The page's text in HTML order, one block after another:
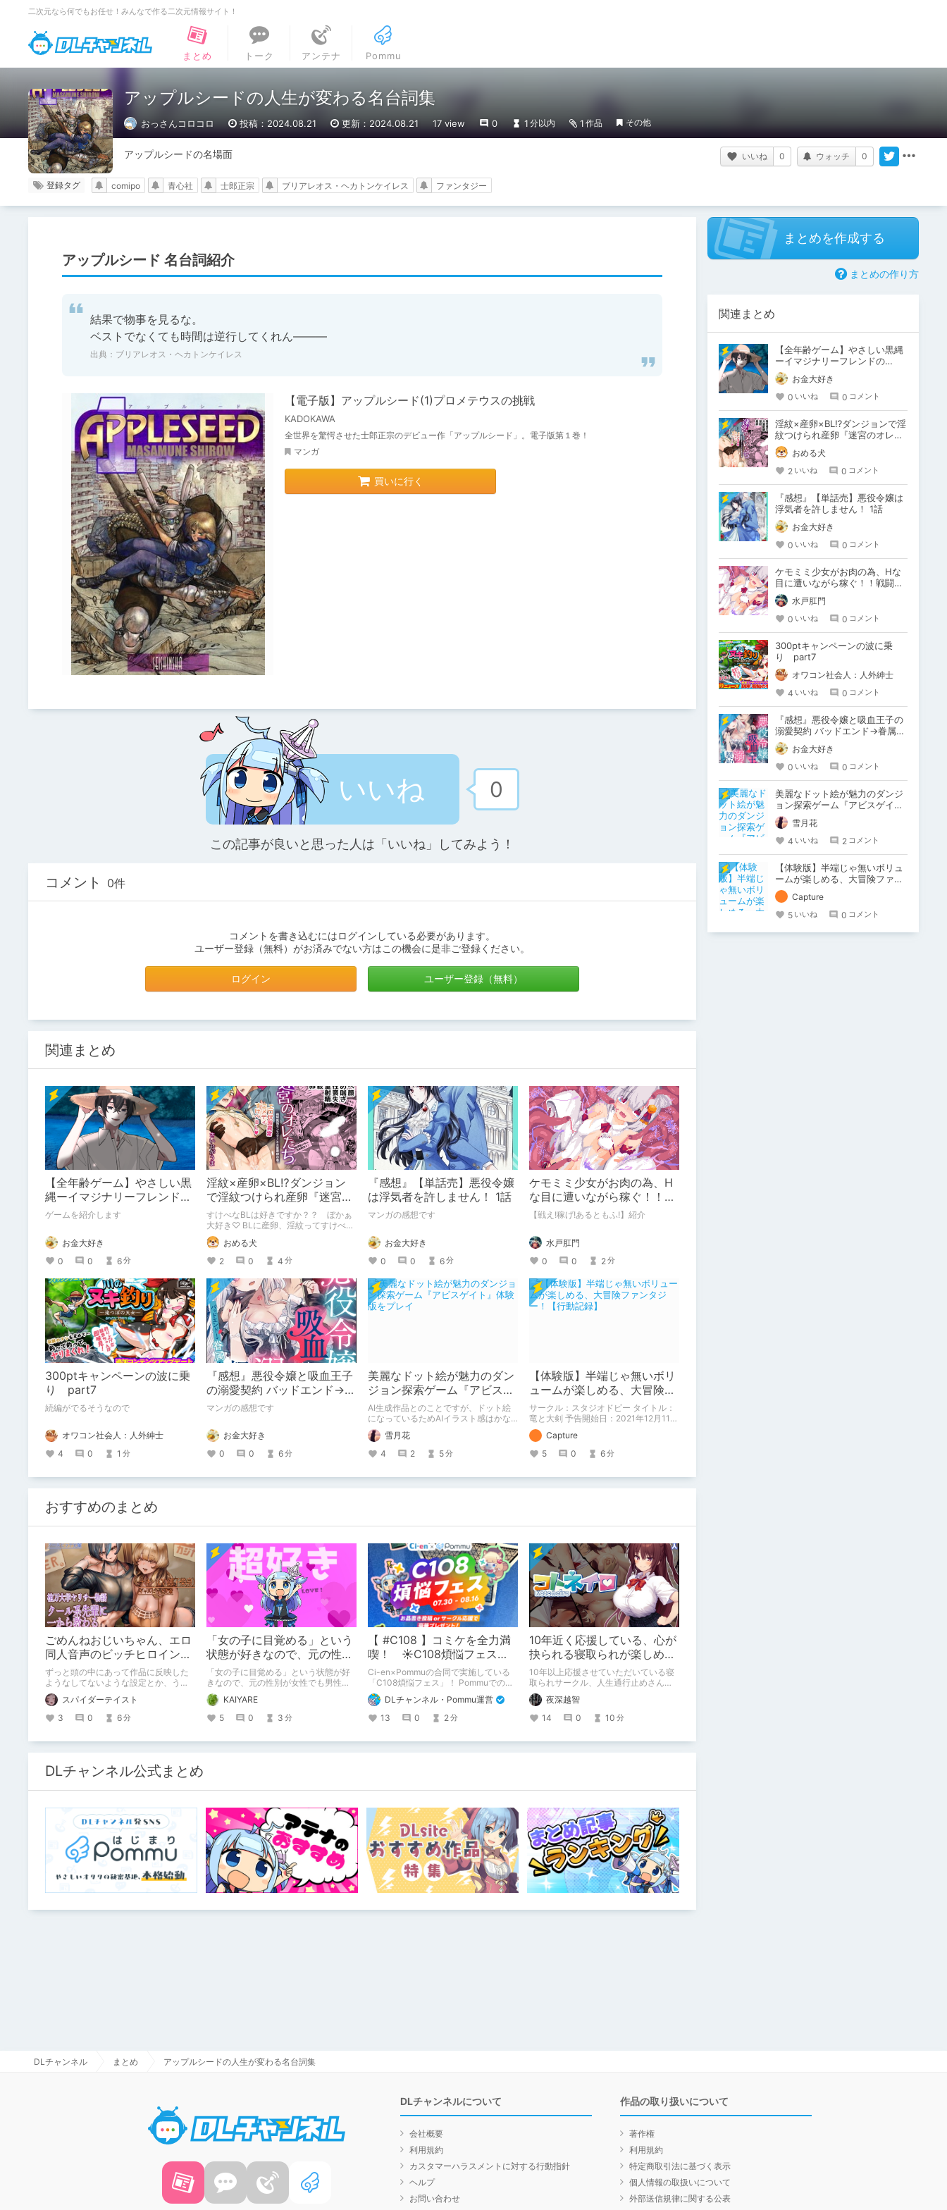
二次元なら何でもお任せ！みんなで作る二次元情報サイト！
DLチャンネル
まとめ
トーク アンテナ Pommu
アップルシードの人生が変わる名台詞集
おっさんコロコロ 投稿：2024.08.21 更新：2024.08.21 17 view 0 1 分以内 1 作品 その他
アップルシードの名場面 いいね 0 ウォッチ 0
登録タグ comipo 青心社 士郎正宗 ブリアレオス・ヘカトンケイレス ファンタジー
アップルシード 名台詞紹介
結果で物事を見るな。
ベストでなくても時間は逆行してくれん———
出典： ブリアレオス・ヘカトンケイレス
【電子版】アップルシード(1)プロメテウスの挑戦
KADOKAWA
全世界を驚愕させた士郎正宗のデビュー作「アップルシード」。電子版第１巻！
マンガ
買いに行く
いいね 0
この記事が良いと思った人は「いいね」してみよう！
コメント 0件
コメントを書き込むにはログインしている必要があります。
ユーザー登録（無料）がお済みでない方はこの機会に是非ご登録ください。
ログイン ユーザー登録（無料）
関連まとめ
【全年齢ゲーム】やさしい黒
縄ーイマジナリーフレンドの
「彼」と過ごすおぼんやすみ
ゲームを紹介します
お金大好き
0
0 6分
淫紋×産卵×BL⁉ダンジョン
で淫紋つけられ産卵『迷宮の
オレたち～強○発情モンスタ
ーと大量産卵の巻～』
すけべなBLは好きですか？？ ぼかぁ
大好き♡ BLに産卵、淫紋ってすけべな
BLを読みたい人の性癖に突き刺さりま
くるのでは？ そんなBLが読みたい方に
おすすめの『迷宮のオレたち～強○発
情モンスターと大量産卵の巻～』の感
想です。
おめる犬
2
0 4 分
『感想』【単話売】悪役令嬢
は浮気者を許しません！ 1話
マンガの感想です
お金大好き
0
0 6分
ケモミミ少女がお肉の為、H
な目に遭いながら稼ぐ！！戦
闘エロRPG【戦え!稼げ!ある
【戦え!稼げ!あるともふ!】紹介
水戸肛門
0
0 2分
300ptキャンペーンの波に乗
り part7
続編がでるそうなので
オワコン社会人：人外紳士
4
0 1 分
『感想』悪役令嬢と吸血王子
の溺愛契約 バッドエンド→眷
属ルートの甘い夜伽（分冊
マンガの感想です
お金大好き
0
0 6分
美麗なドット絵が魅力のダン
ジョン探索ゲーム『アビスゲ
イト』体験版をプレイ
AI生成作品とのことですが、ドット絵
になっているためAIイラスト感はかな
り抑え気味ですね。
雪月花
4
2 5分
【体験版】半端じゃ無いボリ
ュームが楽しめる、大冒険フ
ァンタジー！【行動記録】
サークル：スタジオドビー タイトル：
竜と大剣 予告開始日：2021年12月11日
作品販売日：- 予告作品の体験版の内容
を中心に紹介しているまとめ記事で
す。 体験版の「ネタバレ」を含んだ内
容をまとめているので、苦手な方は注
Capture
5
0 6分
おすすめのまとめ
ごめんねおじいちゃん、エロ
同人音声のビッチヒロインに
名前使って～過去作品コンセ
プトを思い出そう～
ずっと頭の中にあって作品に反映した
ようなしてないような設定とか、うち
のヒロイン達の名づけの法則とかを頭
の中の映●研の金●さんに「そこにあ
っちゃいけねえんだよ」といわれたの
でとりあえず垂れ流します。
スパイダーテイスト
3
0 6分
「女の子に目覚める」という
状態が好きなので、元の性別
が女性でも男性でも問題ない
話
「女の子に目覚める」という状態が好
きなので、元の性別が女性でも男性で
も問題ない話
KAIYARE
5
0 3 分
【 #C108 】コミケを全力満
喫！ ☀C108煩悩フェス☀
Pommu版のご案内
Ci-en×Pommuの合同で実施している
「C108煩悩フェス」！ Pommuでの参
加方法について、改めてこちらでもご
案内いたします！
DLチャンネル・Pommu運営
13
0 2分
10年近く応援している、心が
抉られる寝取られが楽しめる
サークル
10年以上応援させていただいている寝
取られサークル、人生通行止めさんの
新作がとても良かったので、新作を中
心に、このサークルのゲームを紹介し
たくて、記事を書かせていただく。 キ
ミノオモイからずっと好きな熱心なフ
夜深越智
14
0 10 分
DLチャンネル公式まとめ
まとめを作成する
まとめの作り方
関連まとめ
【全年齢ゲーム】やさしい黒縄
ーイマジナリーフレンドの
「彼」と過ごすおぼんやすみー
お金大好き
0 いいね 0 コメント
淫紋×産卵×BL⁉ダンジョンで淫
紋つけられ産卵『迷宮のオレた
ち～強○発情モンスターと大量
産卵の巻～』
おめる犬
2 いいね 0 コメント
『感想』【単話売】悪役令嬢は
浮気者を許しません！ 1話
お金大好き
0 いいね 0 コメント
ケモミミ少女がお肉の為、Hな
目に遭いながら稼ぐ！！戦闘エ
ロRPG【戦え!稼げ!あるとも
ふ!】水戸肛門
0 いいね 0 コメント
300ptキャンペーンの波に乗
り part7
オワコン社会人：人外紳士
4 いいね 0 コメント
『感想』悪役令嬢と吸血王子の
溺愛契約 バッドエンド→眷属ル
ートの甘い夜伽（分冊版）
【第3話】
お金大好き
0 いいね 0 コメント
美麗なドット絵が魅力のダンジ
ョン探索ゲーム『アビスゲイ
ト』体験版をプレイ
雪月花
4 いいね 2 コメント
【体験版】半端じゃ無いボリュ
ームが楽しめる、大冒険ファン
タジー！【行動記録】
Capture
5 いいね 0 コメント
DLチャンネル まとめ アップルシードの人生が変わる名台詞集
DLチャンネル
DLチャンネルについて
会社概要
利用規約
カスタマーハラスメントに対する行動指針
ヘルプ
お問い合わせ
作品の取り扱いについて
著作権
利用規約
特定商取引法に基づく表示
個人情報の取扱いについて
外部送信規律に関する公表